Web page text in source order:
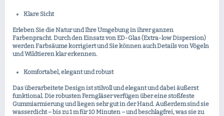
Klare Sicht
Erleben Sie die Natur und Ihre Umgebung in ihrer ganzen
Farbenpracht. Durch den Einsatz von ED-Glas (Extra-low Dispersion)
werden Farbsäume korrigiert und Sie können auch Details von Vögeln
und Wildtieren klar erkennen.
Komfortabel, elegant und robust
Das überarbeitete Design ist stilvoll und elegant und dabei äußerst
funktional. Die robusten Ferngläser verfügen über eine stoßfeste
Gummiarmierung und liegen sehr gut in der Hand. Außerdem sind sie
wasserdicht – bis zu 1 m für 10 Minuten – und beschlagfrei, was sie zu